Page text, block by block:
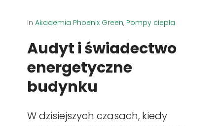
In Akademia Phoenix Green, Pompy ciepła
Audyt i świadectwo
energetyczne
budynku
W dzisiejszych czasach, kiedy